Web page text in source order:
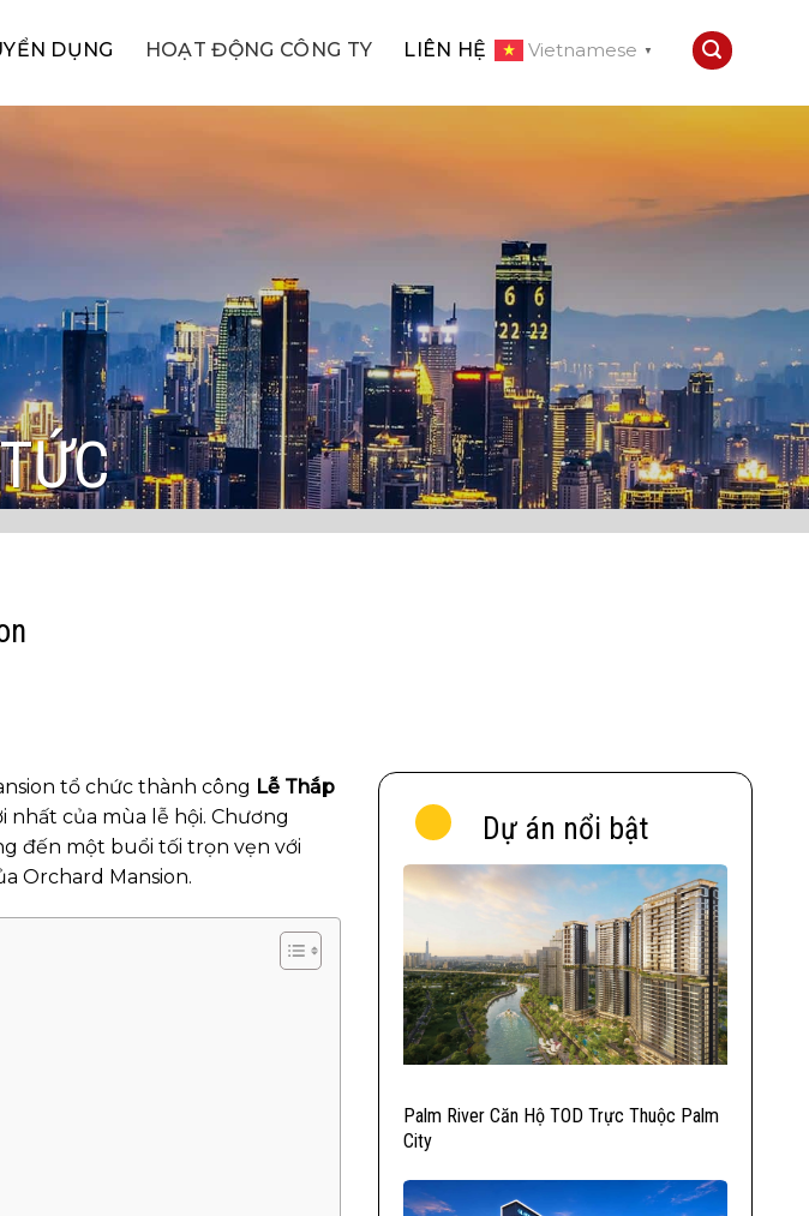
DỤNG HOẠT ĐỘNG CÔNG TY LIÊN HỆ Vietnamese ▼
tổ chức thành công Lễ Thắp
của mùa lễ hội. Chương
đến một buổi tối trọn vẹn với
Orchard Mansion.
Dự án nổi bật
Palm River Căn Hộ TOD Trực Thuộc Palm
City